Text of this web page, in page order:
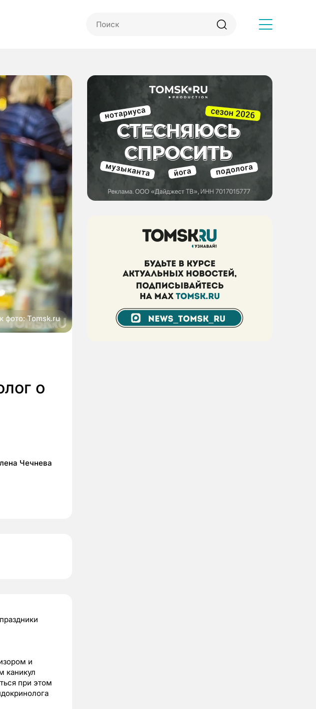
фото: Tomsk.ru
о
Чечнева
и
каникул
при этом